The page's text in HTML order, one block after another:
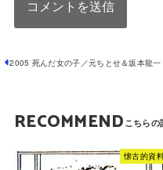
2005 死んだ女の子／元ちとせ＆坂本龍一
RECOMMEND
懐古的資